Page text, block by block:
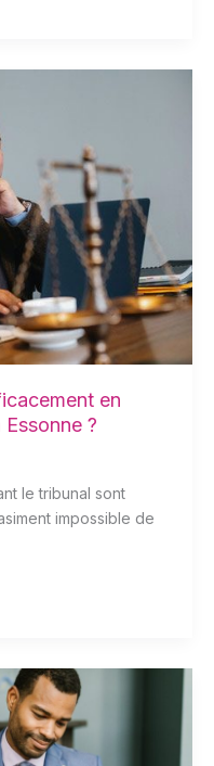
en
?
le tribunal sont
impossible de